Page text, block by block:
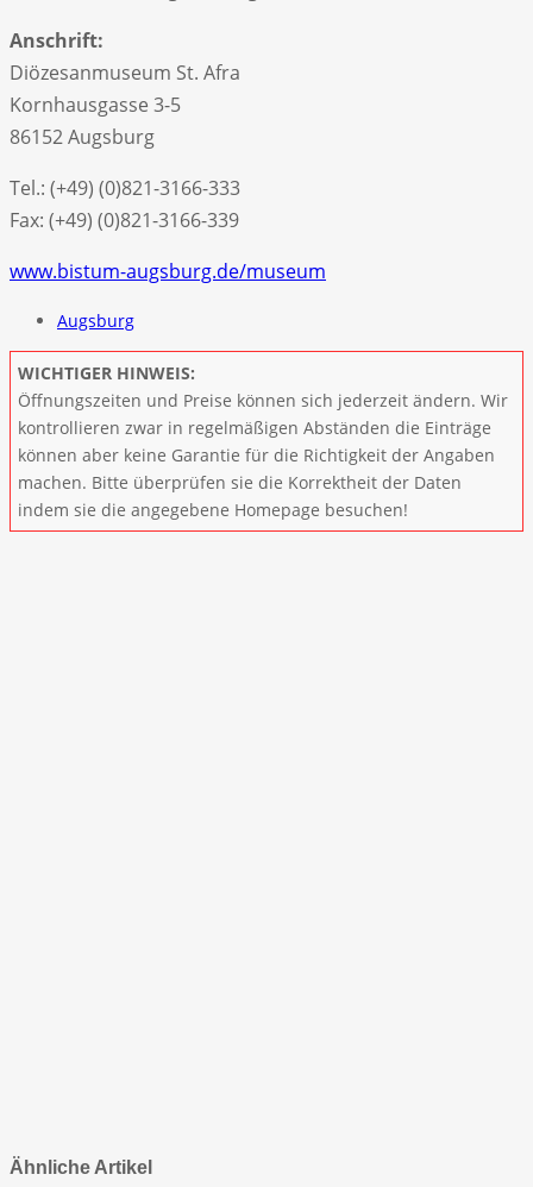
Anschrift:
Diözesanmuseum St. Afra
Kornhausgasse 3-5
86152 Augsburg
Tel.: (+49) (0)821-3166-333
Fax: (+49) (0)821-3166-339
www.bistum-augsburg.de/museum
Augsburg
WICHTIGER HINWEIS:
Öffnungszeiten und Preise können sich jederzeit ändern. Wir
kontrollieren zwar in regelmäßigen Abständen die Einträge
können aber keine Garantie für die Richtigkeit der Angaben
machen. Bitte überprüfen sie die Korrektheit der Daten
indem sie die angegebene Homepage besuchen!
Ähnliche Artikel